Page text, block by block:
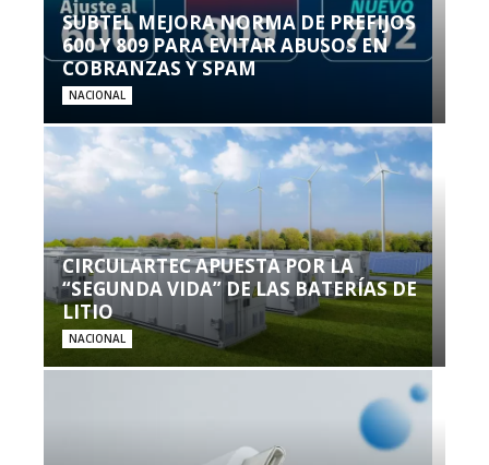
SUBTEL MEJORA NORMA DE PREFIJOS
600 Y 809 PARA EVITAR ABUSOS EN
COBRANZAS Y SPAM
NACIONAL
CIRCULARTEC APUESTA POR LA
“SEGUNDA VIDA” DE LAS BATERÍAS DE
LITIO
NACIONAL